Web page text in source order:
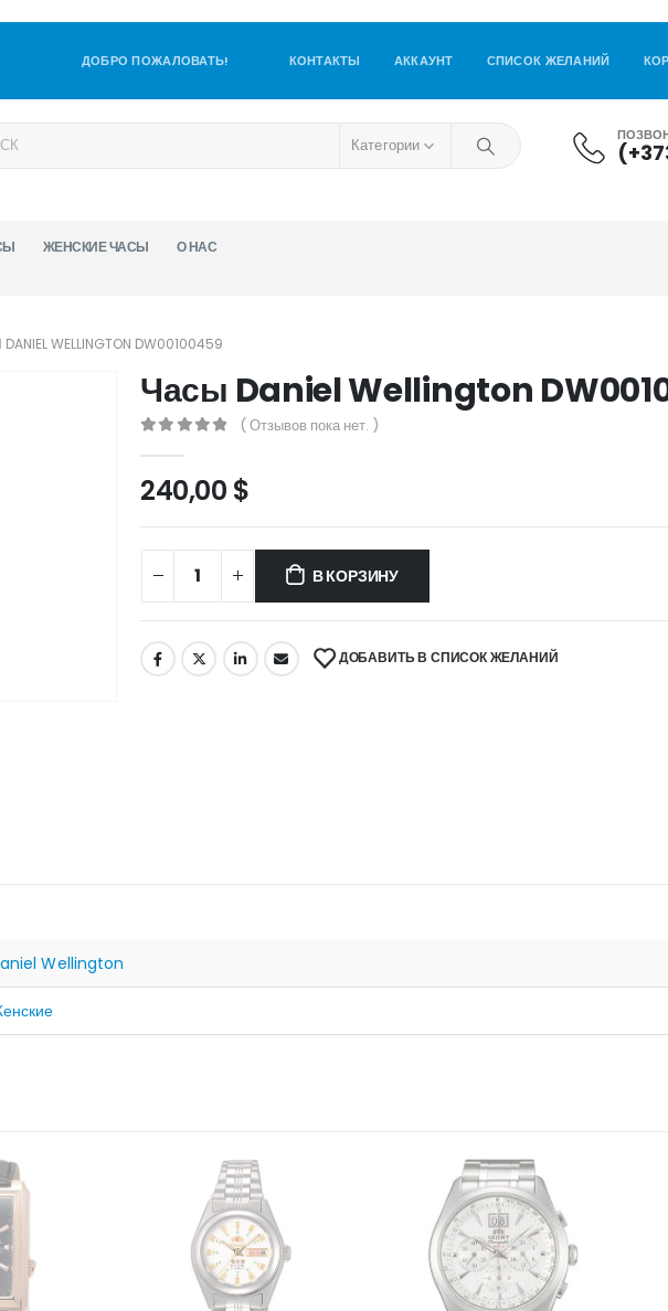
ДОБРО ПОЖАЛОВАТЬ! КОНТАКТЫ АККАУНТ СПИСОК ЖЕЛАНИЙ
Категории
ЖЕНСКИЕ ЧАСЫ О НАС
WELLINGTON DW00100459
Часы Daniel Wellington
( Отзывов пока нет. )
240,00 $
В КОРЗИНУ
ДОБАВИТЬ В СПИСОК ЖЕЛАНИЙ
Wellington
НЕТ В НАЛИЧИИ